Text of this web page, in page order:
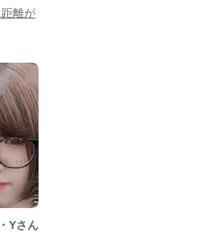
離が
Yさん